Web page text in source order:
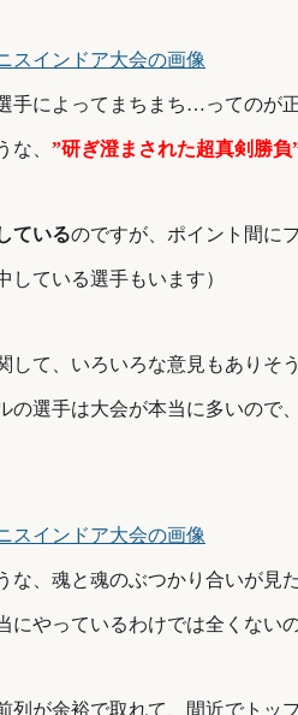
手によってまちまち…ってのが正
な、 ”研ぎ澄まされた超真剣勝
ているのですが、ポイント間に
している選手もいます）
して、いろいろな意見もあり
の選手は大会が本当に多いので
な、魂と魂のぶつかり合いが見
にやっているわけでは全くない
列が余裕で取れて、間近でトッ